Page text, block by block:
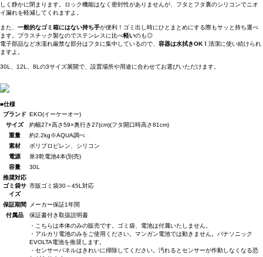
しく静かに閉まります。ロック機能はなく密封性がありませんが、フタとフタ裏のシリコンでニオ
イ漏れを軽減してくれますよ。
また、 一般的なゴミ箱にはない持ち手が便利！ゴミ出し時にひとまとめにする際もサッと持ち運べ
ます。プラスチック製なのでステンレスに比べ軽いのも◎
電子部品など水濡れ厳禁な部分はフタに集中しているので、 容器は水拭きOK！ 清潔に使い続けられ
ますよ。
30L、12L、8Lの3サイズ展開で、設置場所や用途に合わせてお選びいただけます。
■仕様
ブランド EKO(イーケーオー)
サイズ
約幅27×高さ59×奥行き27(cm)(フタ開口時高さ81cm)
重量
約2.2kg※AQUA調べ
素材
ポリプロピレン、シリコン
電源
単3乾電池4本(別売)
容量
30L
推奨対応
ゴミ袋サ
イズ
市販ゴミ袋30～45L対応
保証期間
メーカー保証1年間
付属品
保証書付き取扱説明書
・こちらは本体のみの販売です。ゴミ袋、電池は付属いたしません。
・アルカリ電池のみをご使用ください。マンガン電池では動きません。パナソニック
EVOLTA電池を推奨します。
・センサーパネルはきれいに掃除してください。汚れるとセンサーが作動しなくなる恐